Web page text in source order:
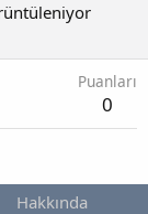
Puanları
0
Hakkında